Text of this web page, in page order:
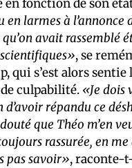
en fonction de son
en larmes à l’annonce
avait rassemblé
, se
qui s’est alors sentie
culpabilité. «Je dois
d’avoir répandu ce
que Théo m’en
rassurée, en
pas savoir», raconte-